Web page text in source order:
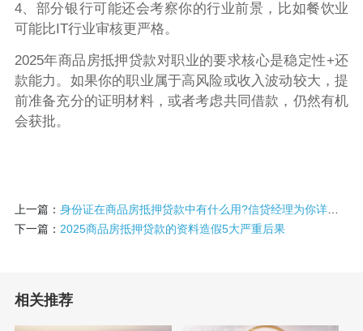
4、部分银行可能还会考察你的行业前景，比如餐饮业
可能比IT行业审核更严格。
2025年商品房抵押贷款对职业的要求核心是稳定性+还
款能力。如果你的职业属于高风险或收入波动较大，提
前准备充分的证明材料，或者考虑共同借款，仍然有机
会获批。
上一篇： 身份证在商品房抵押贷款中有什么用?信贷经理为你详细解答
下一篇： 2025商品房抵押贷款的资料造假5大严重后果
相关推荐